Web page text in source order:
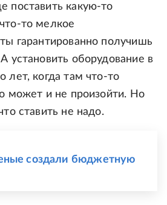
поставить какую-то
то мелкое
гарантированно получишь
установить оборудование в
лет, когда там что-то
может и не произойти. Но
ставить не надо.
создали бюджетную